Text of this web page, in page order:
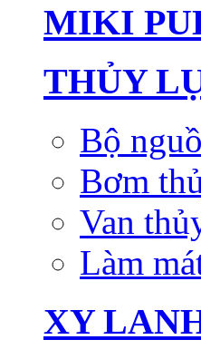
MIKI
THỦY
Bộ
Bơm
Van
Làm
XY